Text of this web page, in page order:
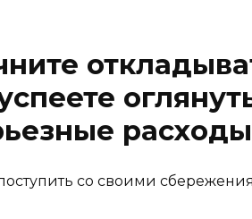
расходы